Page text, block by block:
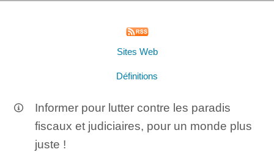
Sites Web
Définitions
Informer pour lutter contre les paradis
fiscaux et judiciaires, pour un monde plus
juste !